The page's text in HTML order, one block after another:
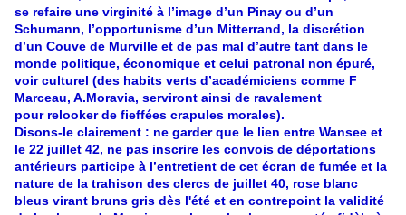
se refaire une virginité à l’image d’un Pinay ou d’un
Schumann, l’opportunisme d’un Mitterrand, la discrétion
d’un Couve de Murville et de pas mal d’autre tant dans le
monde politique, économique et celui patronal non épuré,
voir culturel (des habits verts d’académiciens comme F
Marceau, A.Moravia, serviront ainsi de ravalement
pour relooker de fieffées crapules morales).
Disons-le clairement : ne garder que le lien entre Wansee et
le 22 juillet 42, ne pas inscrire les convois de déportations
antérieurs participe à l’entretient de cet écran de fumée et la
nature de la trahison des clercs de juillet 40, rose blanc
bleus virant bruns gris dès l'été et en contrepoint la validité